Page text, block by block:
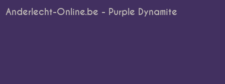
Anderlecht-Online.be - Purple Dynamite